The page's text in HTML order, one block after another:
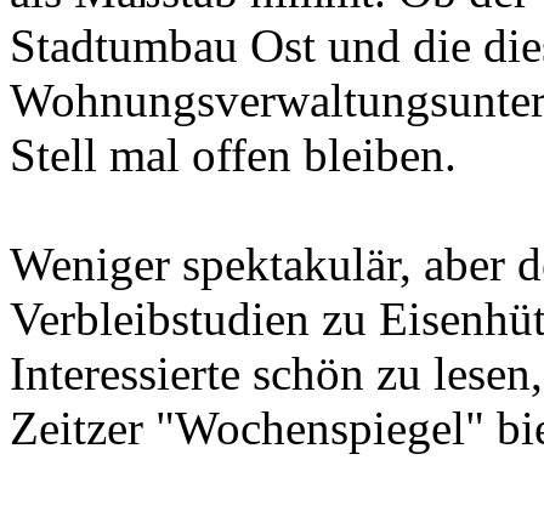
Stadtumbau Ost und die
Stell mal offen bleiben.
Weniger spektakulär, aber
Verbleibstudien zu
Interessierte schön zu
Zeitzer "Wochenspiegel"